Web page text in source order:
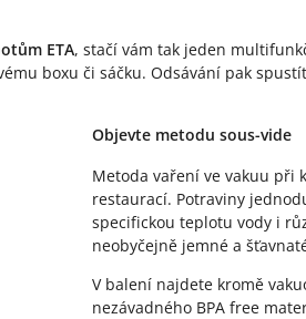
ETA, stačí vám tak jeden
boxu či sáčku. Odsávání pak
Objevte metodu sous-vide
Metoda vaření ve vakuu při
restaurací. Potraviny
specifickou teplotu vody i
neobyčejně jemné a
V balení najdete kromě
nezávadného BPA free